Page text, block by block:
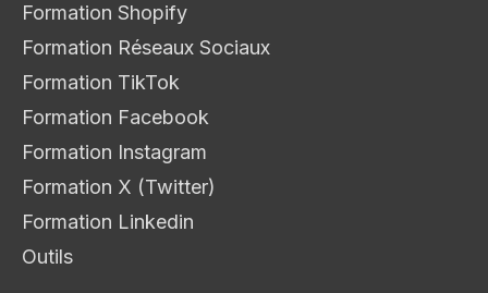
Formation Shopify
Formation Réseaux Sociaux
Formation TikTok
Formation Facebook
Formation Instagram
Formation X (Twitter)
Formation Linkedin
Outils